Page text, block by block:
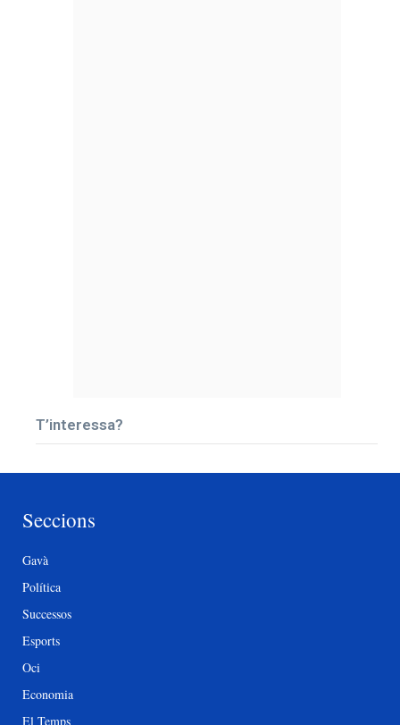
T’interessa?
Seccions
Gavà
Política
Successos
Esports
Oci
Economia
El Temps